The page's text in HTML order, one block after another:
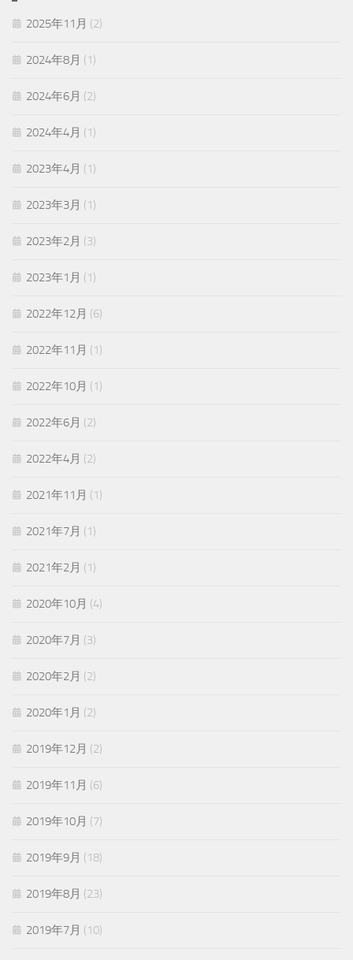
2025年11月 (2)
2024年8月 (1)
2024年6月 (2)
2024年4月 (1)
2023年4月 (1)
2023年3月 (1)
2023年2月 (3)
2023年1月 (1)
2022年12月 (6)
2022年11月 (1)
2022年10月 (1)
2022年6月 (2)
2022年4月 (2)
2021年11月 (1)
2021年7月 (1)
2021年2月 (1)
2020年10月 (4)
2020年7月 (3)
2020年2月 (2)
2020年1月 (2)
2019年12月 (2)
2019年11月 (6)
2019年10月 (7)
2019年9月 (18)
2019年8月 (23)
2019年7月 (10)